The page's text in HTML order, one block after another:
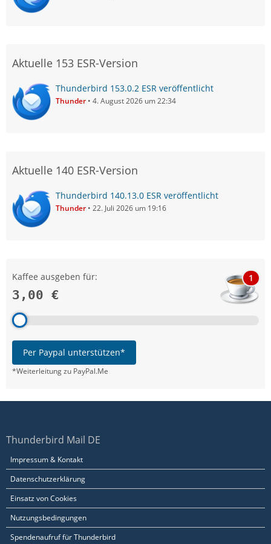
Aktuelle 153 ESR-Version
Thunderbird 153.0.2 ESR veröffentlicht
Thunder 4. August 2026 um 22:34
Aktuelle 140 ESR-Version
Thunderbird 140.13.0 ESR veröffentlicht
Thunder 22. Juli 2026 um 19:16
Kaffee ausgeben für:
3,00 €
1
Per Paypal unterstützen*
*Weiterleitung zu PayPal.Me
Thunderbird Mail DE
Impressum & Kontakt
Datenschutzerklärung
Einsatz von Cookies
Nutzungsbedingungen
Spendenaufruf für Thunderbird